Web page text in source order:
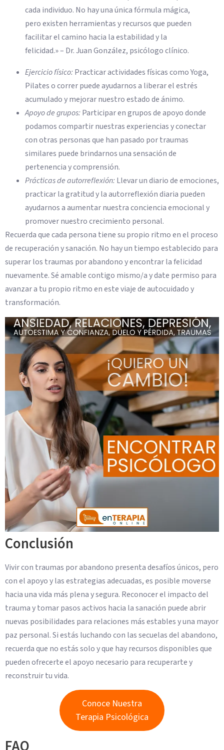
cada individuo. No hay una única fórmula mágica,
pero existen herramientas y recursos que pueden
facilitar el camino hacia la estabilidad y la
felicidad.» – Dr. Juan González, psicólogo clínico.
Ejercicio físico:Practicar actividades físicas como Yoga,
Pilates o correr puede ayudarnos a liberar el estrés
acumulado y mejorar nuestro estado de ánimo.
Apoyo de grupos:Participar en grupos de apoyo donde
podamos compartir nuestras experiencias y conectar
con otras personas que han pasado por traumas
similares puede brindarnos una sensación de
pertenencia y comprensión.
Prácticas de autorreflexión:Llevar un diario de emociones,
practicar la gratitud y la autorreflexión diaria pueden
ayudarnos a aumentar nuestra conciencia emocional y
promover nuestro crecimiento personal.
Recuerda que cada persona tiene su propio ritmo en el proceso
de recuperación y sanación. No hay un tiempo establecido para
superar los traumas por abandono y encontrar la felicidad
nuevamente. Sé amable contigo mismo/a y date permiso para
avanzar a tu propio ritmo en este viaje de autocuidado y
transformación.
Conclusión
Vivir con traumas por abandono presenta desafíos únicos, pero
con el apoyo y las estrategias adecuadas, es posible moverse
hacia una vida más plena y segura. Reconocer el impacto del
trauma y tomar pasos activos hacia la sanación puede abrir
nuevas posibilidades para relaciones más estables y una mayor
paz personal. Si estás luchando con las secuelas del abandono,
recuerda que no estás solo y que hay recursos disponibles que
pueden ofrecerte el apoyo necesario para recuperarte y
reconstruir tu vida.
Conoce Nuestra
Terapia Psicológica